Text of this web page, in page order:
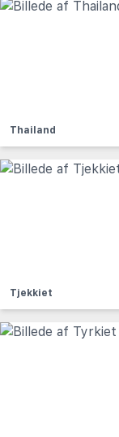
Thailand
Tjekkiet